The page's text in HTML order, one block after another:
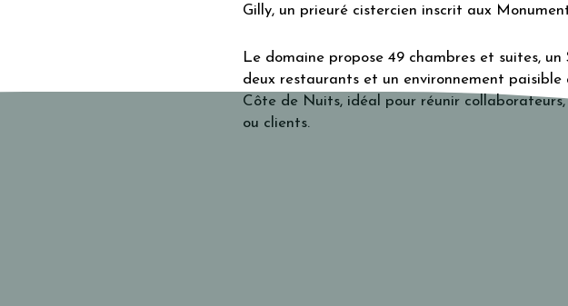
Gilly, un prieuré cistercien inscrit aux
Le domaine propose 49 chambres et suites, un
deux restaurants et un environnement
Côte de Nuits, idéal pour réunir
ou clients.